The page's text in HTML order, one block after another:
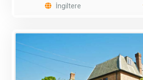
İngiltere